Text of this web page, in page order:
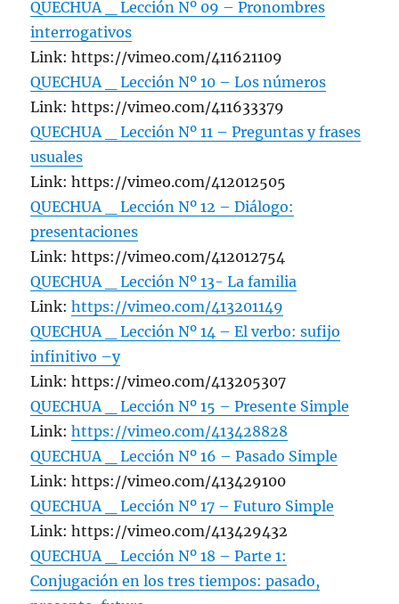
QUECHUA _ Lección Nº 09 – Pronombres
interrogativos
Link: https://vimeo.com/411621109
QUECHUA _ Lección Nº 10 – Los números
Link: https://vimeo.com/411633379
QUECHUA _ Lección Nº 11 – Preguntas y frases
usuales
Link: https://vimeo.com/412012505
QUECHUA _ Lección Nº 12 – Diálogo:
presentaciones
Link: https://vimeo.com/412012754
QUECHUA _ Lección Nº 13- La familia
Link:https://vimeo.com/413201149
QUECHUA _ Lección Nº 14 – El verbo: sufijo
infinitivo –y
Link: https://vimeo.com/413205307
QUECHUA _ Lección Nº 15 – Presente Simple
Link:https://vimeo.com/413428828
QUECHUA _ Lección Nº 16 – Pasado Simple
Link: https://vimeo.com/413429100
QUECHUA _ Lección Nº 17 – Futuro Simple
Link: https://vimeo.com/413429432
QUECHUA _ Lección Nº 18 – Parte 1:
Conjugación en los tres tiempos: pasado,